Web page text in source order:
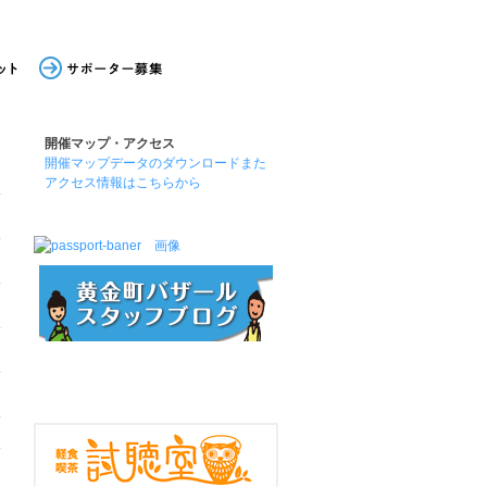
開催マップ・アクセス
開催マップデータのダウンロードまた
アクセス情報はこちらから